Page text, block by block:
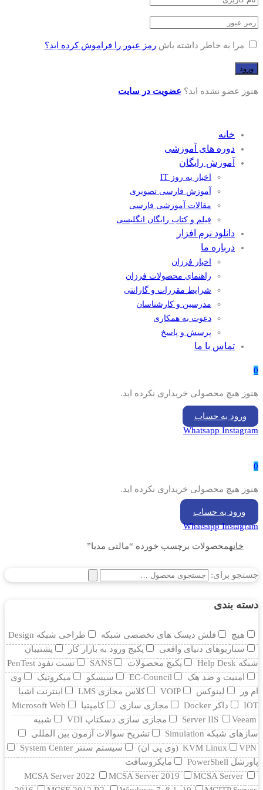
مرا به خاطر داشته باش رمز عبور را فراموش کرده اید؟
هنوز عضو نشده اید؟ عضویت در سایت
خانه
دوره های آموزشی
آموزش رایگان
اخبار به روز IT
آموزش فارسی تصویری
مقالات آموزشی فارسی
فیلم و کتاب رایگان انگلیسی
دانلود نرم افزار
درباره ما
اخبار فرزان
راهنمای محصولات فرزان
شرایط مقررات و گارانتی
مدرسین و کارشناسان
دعوت به همکاری
پرسش و پاسخ
تماس با ما
0
هنوز هیچ محصولی خریداری نکرده اید.
ورود به حساب
Whatsapp Instagram
0
هنوز هیچ محصولی خریداری نکرده اید.
ورود به حساب
Whatsapp Instagram
خانهمحصولات برچسب خورده “مالتی مدیا”
جستجو برای:
دسته بندی
هیچ فلش دیسک های تخصصی شبکه
طراحی شبکه Design
سناریوهای دنیای واقعی
پکیج ورود به بازار کار
پشتیبان
شبکه Help Desk
پکیچ محصولات SANS
تست نفوذ PenTest
امنیت و ضد هک
EC-Council سیسکو میکروتیک
وی
ام ور
لینوکس VOIP کلاس مجازی LMS
اینترنت اشیا
IOT
داکر Docker مجازی سازی کامپتیا
Microsoft Web
Server IIS
Veeam مجازی سازی دسکتاپ VDI
شبیه
سازهای شبکه Simulation
تشریح سوالات آزمون بین المللی
KVM Linux
VPN (وی پی ان)
سیستم سنتر System Center
پاورشل PowerShell
مایکروسافت
MCSA Server 2022
MCSA Server 2019
MCSA Server